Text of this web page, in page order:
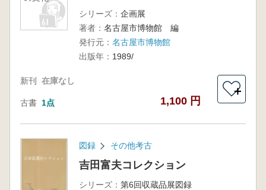
シリーズ： 企画展
著者： 名古屋市博物館 編
発行元： 名古屋市博物館
出版年： 1989/
新刊 在庫なし
古書 1点 1,100 円
＋
図録 その他考古
吉田富夫コレクション
シリーズ： 第6回収蔵品展図録